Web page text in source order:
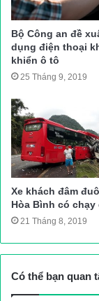
Tại đoạn Km 202,
một số vị trí đất
đó, một vị trí đất
mới chỉ được máy
Bộ Công an đề
dụng điện thoại
khiển ô tô
25 Tháng 9, 2019
Xe khách đâm
Hòa Bình có chạy
21 Tháng 8, 2019
Có thể bạn quan